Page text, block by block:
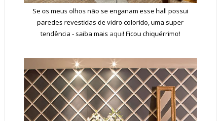
Se os meus olhos não se enganam esse hall possui
paredes revestidas de vidro colorido, uma super
tendência - saiba mais aqui! Ficou chiquérrimo!